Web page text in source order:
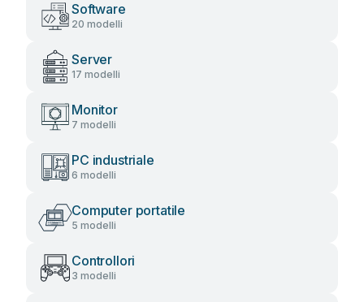
Software
20 modelli
Server
17 modelli
Monitor
7 modelli
PC industriale
6 modelli
Computer portatile
5 modelli
Controllori
3 modelli